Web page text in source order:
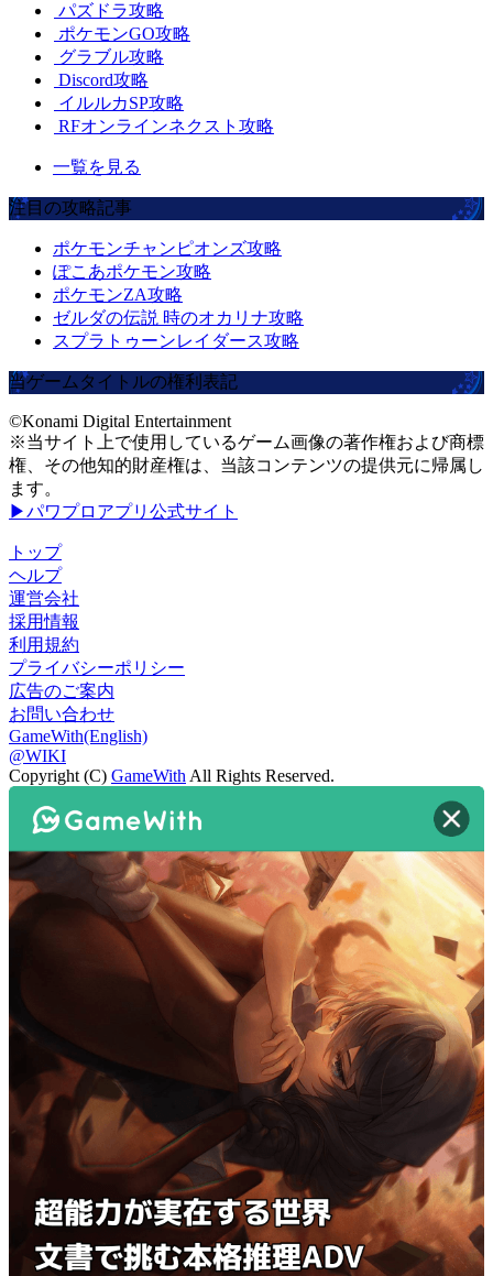
パズドラ攻略
ポケモンGO攻略
グラブル攻略
Discord攻略
イルルカSP攻略
RFオンラインネクスト攻略
一覧を見る
注目の攻略記事
ポケモンチャンピオンズ攻略
ぽこあポケモン攻略
ポケモンZA攻略
ゼルダの伝説 時のオカリナ攻略
スプラトゥーンレイダース攻略
当ゲームタイトルの権利表記
©Konami Digital Entertainment
※当サイト上で使用しているゲーム画像の著作権および商標
権、その他知的財産権は、当該コンテンツの提供元に帰属し
ます。
▶パワプロアプリ公式サイト
トップ
ヘルプ
運営会社
採用情報
利用規約
プライバシーポリシー
広告のご案内
お問い合わせ
GameWith(English)
@WIKI
Copyright (C) GameWithAll Rights Reserved.